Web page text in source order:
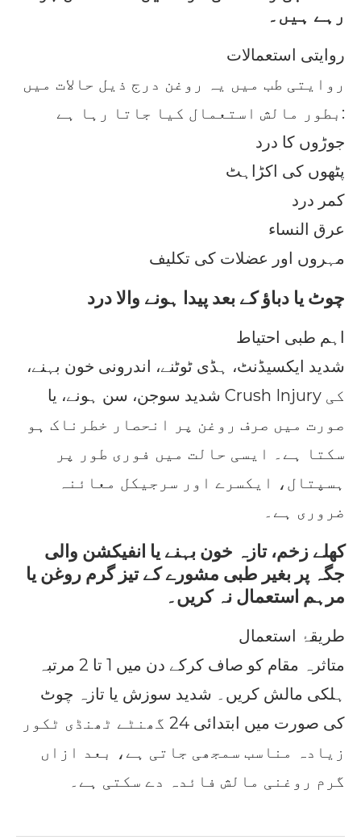
رہے ہیں۔
روایتی استعمالات
روایتی طب میں یہ روغن درج ذیل حالات میں
بطور مالش استعمال کیا جاتا رہا ہے:
جوڑوں کا درد
پٹھوں کی اکڑاہٹ
کمر درد
عرق النساء
مہروں اور عضلات کی تکلیف
چوٹ یا دباؤ کے بعد پیدا ہونے والا درد
اہم طبی احتیاط
شدید ایکسیڈنٹ، ہڈی ٹوٹنے، اندرونی خون بہنے،
شدید سوجن، سن ہونے، یا Crush Injury کی
صورت میں صرف روغن پر انحصار خطرناک ہو
سکتا ہے۔ ایسی حالت میں فوری طور پر
ہسپتال، ایکسرے اور سرجیکل معائنہ
ضروری ہے۔
کھلے زخم، تازہ خون بہنے یا انفیکشن والی
جگہ پر بغیر طبی مشورے کے تیز گرم روغن یا
مرہم استعمال نہ کریں۔
طریقۂ استعمال
متاثرہ مقام کو صاف کرکے دن میں 1 تا 2 مرتبہ
ہلکی مالش کریں۔ شدید سوزش یا تازہ چوٹ
کی صورت میں ابتدائی 24 گھنٹے ٹھنڈی ٹکور
زیادہ مناسب سمجھی جاتی ہے، بعد ازاں
گرم روغنی مالش فائدہ دے سکتی ہے۔